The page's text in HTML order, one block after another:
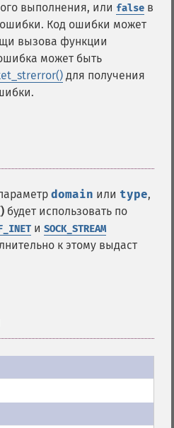
выполнения, или false в
Код ошибки может
вызова функции
может быть
для получения
domain или type,
будет использовать по
и SOCK_STREAM
к этому выдаст